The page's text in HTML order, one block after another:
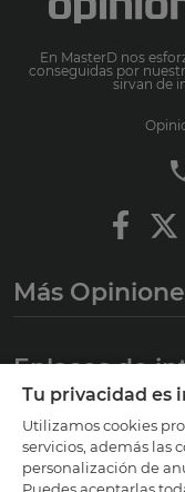
En MasterD nos
conseguidas por
sirvan de
Más
Enlaces de
Tu privacidad es
Utilizamos cookies
servicios, además las
personalización de